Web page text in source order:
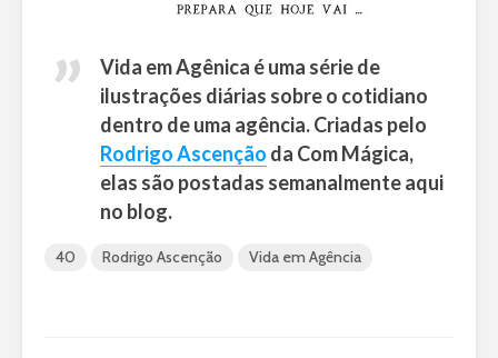
Vida em Agênica é uma série de
ilustrações diárias sobre o cotidiano
dentro de uma agência. Criadas pelo
Rodrigo Ascenção da Com Mágica,
elas são postadas semanalmente aqui
no blog.
40 Rodrigo Ascenção Vida em Agência